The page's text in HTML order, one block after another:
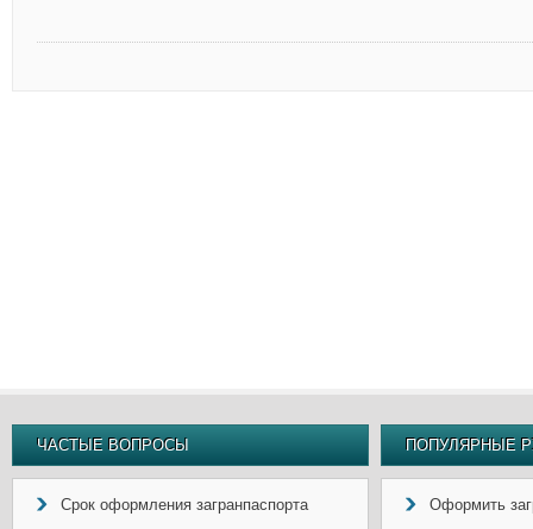
ЧАСТЫЕ ВОПРОСЫ
Срок оформления загранпаспорта
ПОПУЛЯРНЫЕ
Оформить